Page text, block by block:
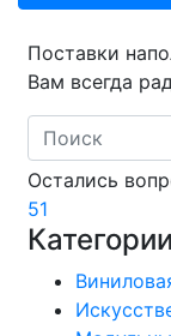
Поставки
Вам всегда
Search
Остались
51
Категории